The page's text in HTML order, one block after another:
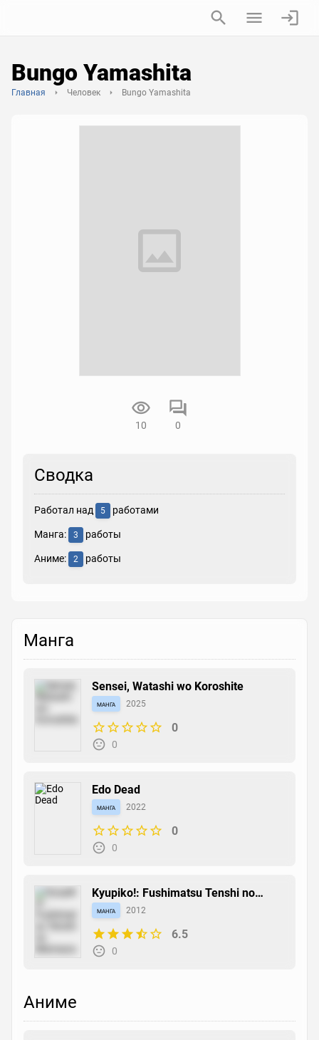
Bungo Yamashita
Главная Человек Bungo Yamashita
10 0
Сводка
Работал над 5 работами
Манга: 3 работы
Аниме: 2 работы
Манга
Sensei, Watashi wo Koroshite
манга 2025
0
0
Edo Dead
манга 2022
0
0
Kyupiko!: Fushimatsu Tenshi no
Mismanagement
манга 2012
6.5
0
Аниме